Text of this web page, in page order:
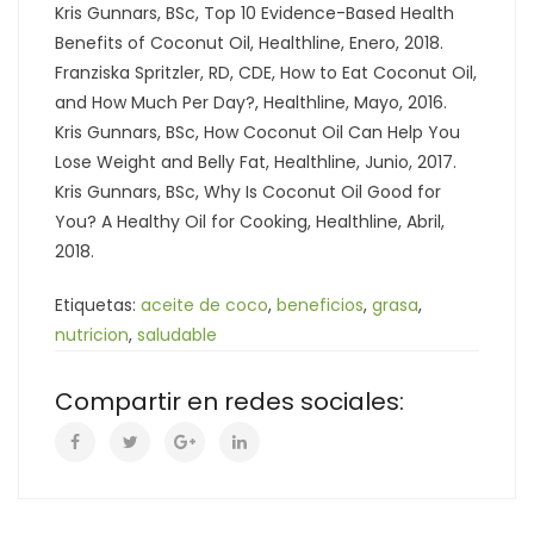
Kris Gunnars, BSc, Top 10 Evidence-Based Health
Benefits of Coconut Oil, Healthline, Enero, 2018.
Franziska Spritzler, RD, CDE, How to Eat Coconut Oil,
and How Much Per Day?, Healthline, Mayo, 2016.
Kris Gunnars, BSc, How Coconut Oil Can Help You
Lose Weight and Belly Fat, Healthline, Junio, 2017.
Kris Gunnars, BSc, Why Is Coconut Oil Good for
You? A Healthy Oil for Cooking, Healthline, Abril,
2018.
Etiquetas: aceite de coco, beneficios, grasa,
nutricion, saludable
Compartir en redes sociales: